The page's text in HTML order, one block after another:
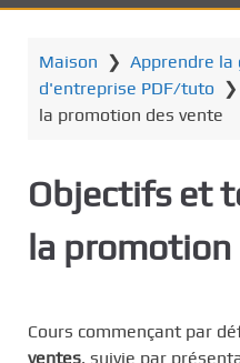
Maison ❯ Apprendre
d'entreprise PDF/tuto ❯
la promotion des vente
Objectifs et
la promotion
Cours commençant par
ventes, suivie par